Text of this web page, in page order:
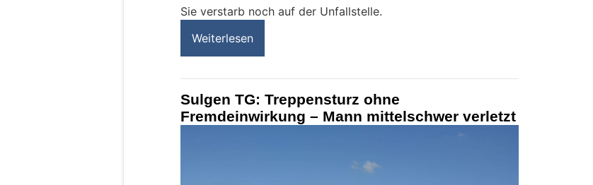
Sie verstarb noch auf der Unfallstelle.
Weiterlesen
Sulgen TG: Treppensturz ohne
Fremdeinwirkung – Mann mittelschwer verletzt